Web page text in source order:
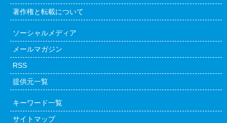
著作権と転載について
ソーシャルメディア
メールマガジン
RSS
提供元一覧
キーワード一覧
サイトマップ